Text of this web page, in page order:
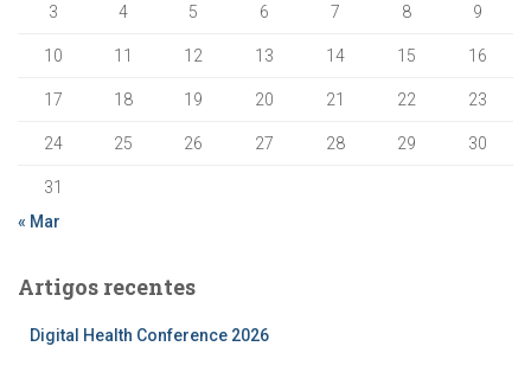
3 4 5 6 7 8 9
10 11 12 13 14 15 16
17 18 19 20 21 22 23
24 25 26 27 28 29 30
31
« Mar
Artigos recentes
Digital Health Conference 2026